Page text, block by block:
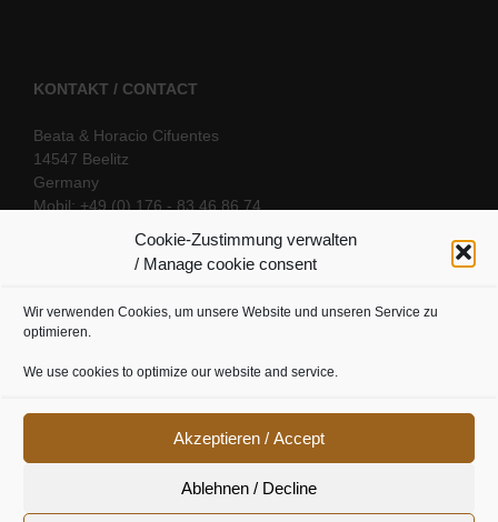
Cookie-Zustimmung verwalten
/ Manage cookie consent
Wir verwenden Cookies, um unsere Website und unseren Service zu
optimieren.
We use cookies to optimize our website and service.
Akzeptieren / Accept
Ablehnen / Decline
KONTAKT / CONTACT
Beata & Horacio Cifuentes
14547 Beelitz
Germany
Mobil: +49 (0) 176 - 83 46 86 74
SOCIAL LINKS